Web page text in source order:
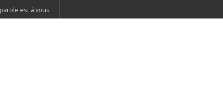
est à vous